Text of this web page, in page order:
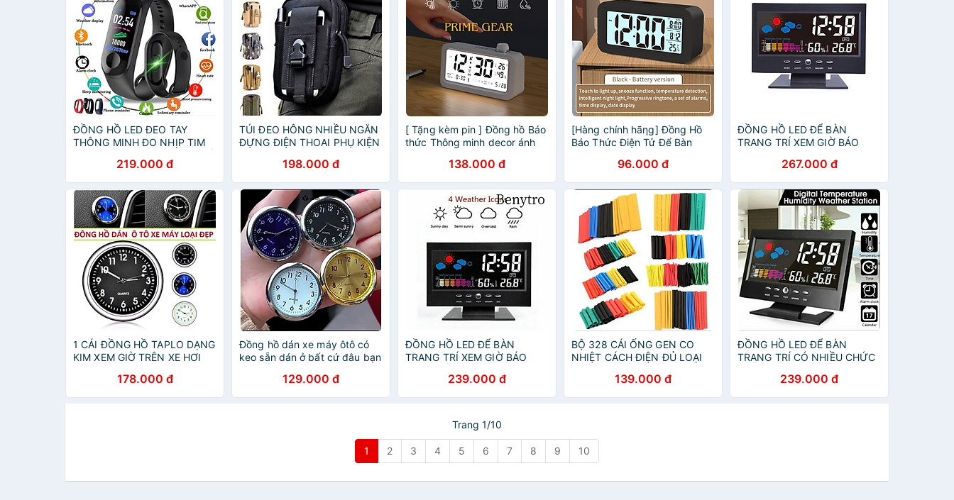
ĐỒNG HỒ LED ĐEO TAY
THÔNG MINH ĐO NHỊP TIM
219.000 đ
TÚI ĐEO HÔNG NHIỀU NGĂN
ĐỰNG ĐIỆN THOAI PHỤ KIỆN
198.000 đ
[ Tặng kèm pin ] Đồng hồ Báo
thức Thông minh decor ánh
Nhiệt kế ,Độ ẩm kế Đa năng
138.000 đ
[Hàng chính hãƞg] Đồng Hồ
Báo Thức Điện Tử Để Bàn
Thời Gian Lịch Báo Thức Nhiệt
Độ Decor Decor Phòng Trang
trí nhà (tặng kèm pin)
96.000 đ
ĐỒNG HỒ LED ĐỂ BÀN
TRANG TRÍ XEM GIỜ BÁO
THÁNG NĂM THỨ HÀNG
CHUẨN
267.000 đ
1 CÁI ĐỒNG HỒ TAPLO DẠNG
KIM XEM GIỜ TRÊN XE HƠI
178.000 đ
Đồng hồ dán xe máy ôtô có
keo sẵn dán ở bất cứ đâu bạn
129.000 đ
ĐỒNG HỒ LED ĐỂ BÀN
TRANG TRÍ XEM GIỜ BÁO
THÁNG NĂM THỨ ĐA NĂNG
239.000 đ
BỘ 328 CÁI ỐNG GEN CO
NHIỆT CÁCH ĐIỆN ĐỦ LOẠI
139.000 đ
ĐỒNG HỒ LED ĐỂ BÀN
TRANG TRÍ CÓ NHIỀU CHỨC
239.000 đ
Trang 1/10
1 2 3 4 5 6 7 8 9 10